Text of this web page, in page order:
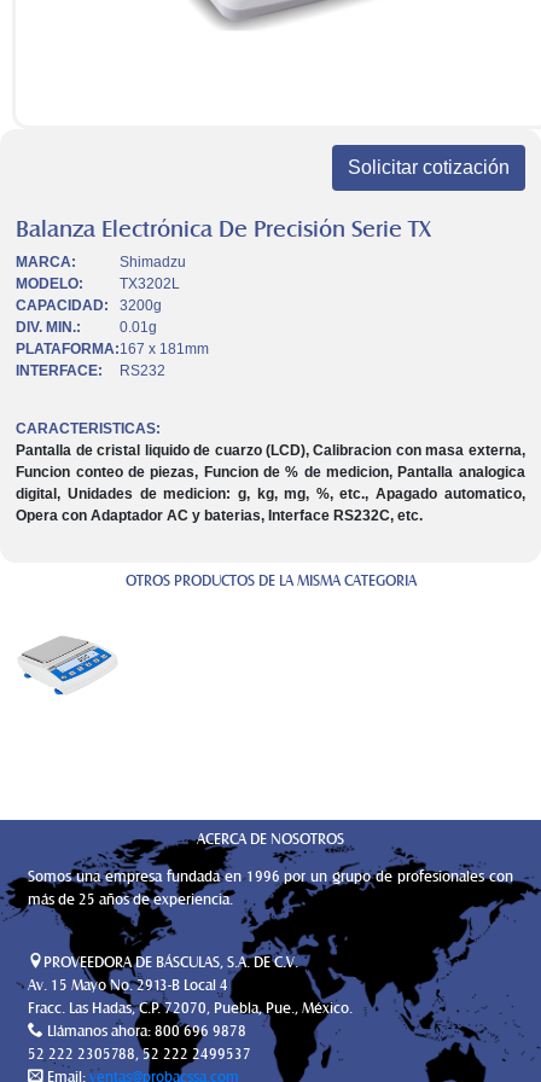
Solicitar cotización
Balanza Electrónica De Precisión Serie TX
MARCA:
Shimadzu
MODELO:
TX3202L
CAPACIDAD:
3200g
DIV. MIN.:
0.01g
PLATAFORMA:167 x 181mm
INTERFACE:
RS232
CARACTERISTICAS:
Pantalla de cristal liquido de cuarzo (LCD), Calibracion con masa externa,
Funcion conteo de piezas, Funcion de % de medicion, Pantalla analogica
digital, Unidades de medicion: g, kg, mg, %, etc., Apagado automatico,
Opera con Adaptador AC y baterias, Interface RS232C, etc.
OTROS PRODUCTOS DE LA MISMA CATEGORIA
ACERCA DE NOSOTROS
Somos una empresa fundada en 1996 por un grupo de profesionales con
más de 25 años de experiencia.
PROVEEDORA DE BÁSCULAS, S.A. DE C.V.
Av. 15 Mayo No. 2913-B Local 4
Fracc. Las Hadas, C.P. 72070, Puebla, Pue., México.
Llámanos ahora: 800 696 9878
52 222 2305788, 52 222 2499537
Email:ventas@probacssa.com